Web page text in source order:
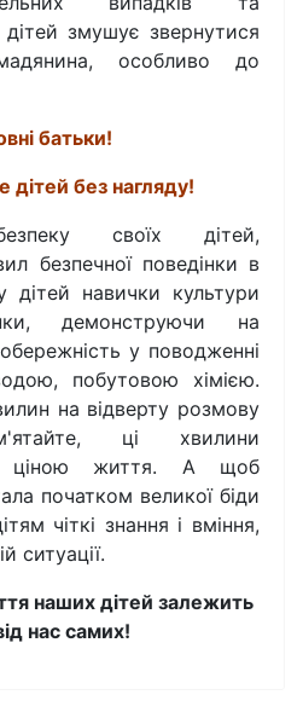
змушує звернутися
особливо до
батьки!
дітей без нагляду!
своїх дітей,
безпечної поведінки в
дітей навички культури
демонструючи на
у поводженні
побутовою хімією.
на відверту розмову
ці хвилини
ціною життя. А щоб
початком великої біди
чіткі знання і вміння,
ситуації.
наших дітей залежить
нас самих!